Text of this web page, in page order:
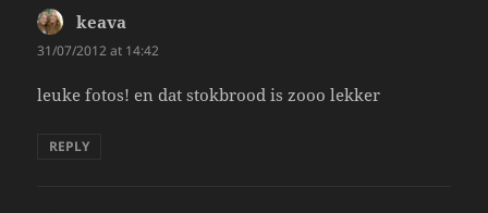
keava
31/07/2012 at 14:42
leuke fotos! en dat stokbrood is zooo lekker
REPLY